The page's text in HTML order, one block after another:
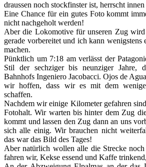
draussen noch stockfinster ist, herrscht
Eine Chance für ein gutes Foto kommt
nicht nachgeholt werden!
Aber die Lokomotive für unseren Zug
gerade vorbereitet und ich kann wenigstens
machen.
Pünktlich um 7:18 am verlässt der
Stil der sechziger bis neunziger Jahre,
Bahnhofs Ingeniero Jacobacci. Ojos de
wir hoffen, dass wir es mit dem
schaffen.
Nachdem wir einige Kilometer gefahren
Fotohalt. Wir warten bis hinter dem Zug
kommt und lassen den Zug dann an uns
sich alle einig. Wir brauchen nicht
das war das Bild des Tages!
Aber natürlich wollen alle die Strecke
fahren wir, Kekse essend und Kaffe